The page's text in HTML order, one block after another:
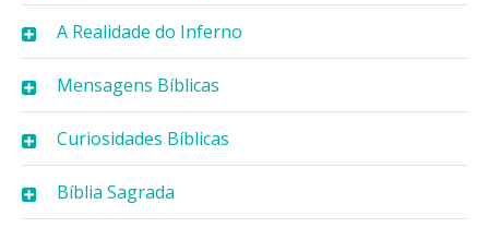
A Realidade do Inferno
Mensagens Bíblicas
Curiosidades Bíblicas
Bíblia Sagrada